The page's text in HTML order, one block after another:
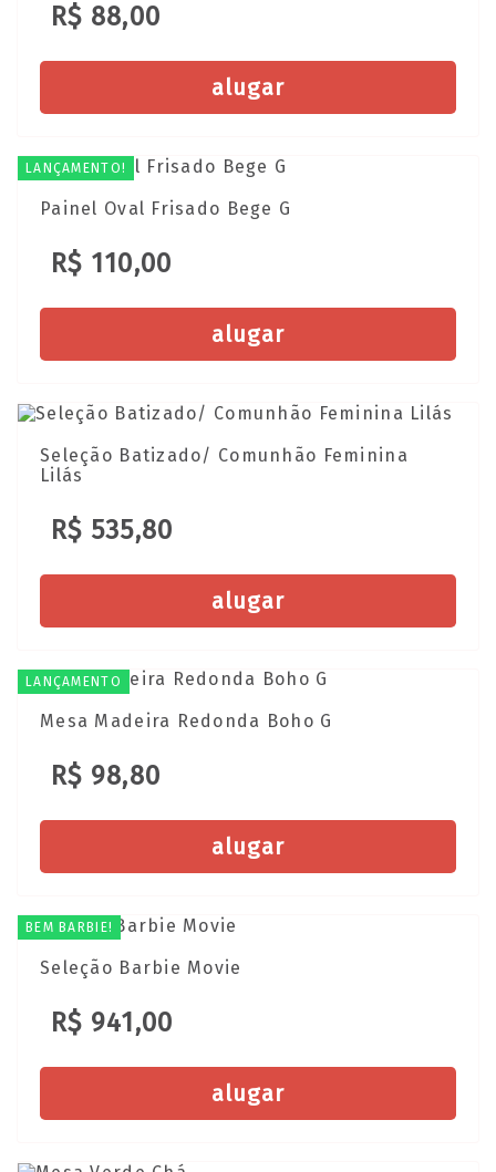
R$ 88,00
alugar
LANÇAMENTO!
Painel Oval Frisado Bege G
R$ 110,00
alugar
Seleção Batizado/ Comunhão Feminina
Lilás
R$ 535,80
alugar
LANÇAMENTO
Mesa Madeira Redonda Boho G
R$ 98,80
alugar
BEM BARBIE!
Seleção Barbie Movie
R$ 941,00
alugar